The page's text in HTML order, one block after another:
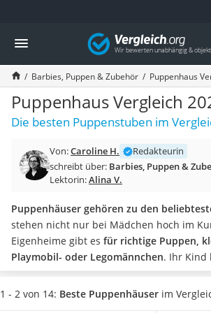
Die beliebtesten Vergleiche nach Kategorie
Kind & Baby
Babyphone mit 2 Kameras
Walkie-Talkie Kinder
Kindermatratzen
Babywippe
Rollschuhe für Kinder
Laufrad
Kinderschubkarre
Kinderuhr
Babyphone
Treppenschutzgitter
Kindersitz ab 4 Jahren
Kinderroller 3 Räder
Ferngesteuertes Auto
Vergleich
Barbies, Puppen & Zubehör Puppenhaus
Puppenhaus Vergleich
Die besten Puppenstuben im
Von:Caroline H.
Redakteurin
schreibt über: Barbies, Puppen &
Lektorin:Alina V.
Puppenhäuser gehören zu den
stehen nicht nur bei Mädchen hoch im
Eigenheime gibt es für richtige Puppen,
Playmobil- oder Legomännchen. Ihr Kind
gemütliches zu Hause oder eine ganz
schaffen. Hierbei hat jedes Kind eigene
1 - 2 von 14: Beste Puppenhäuser im